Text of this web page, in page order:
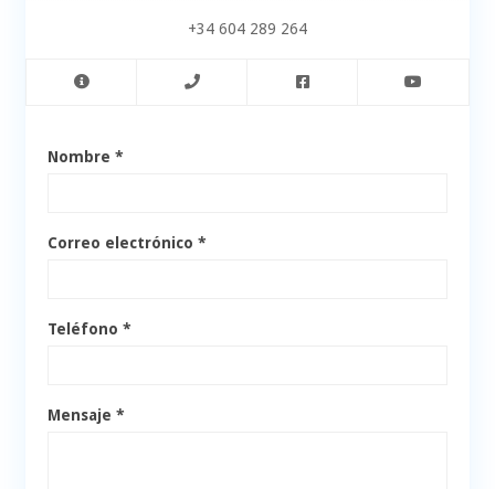
+34 604 289 264
Nombre *
Correo electrónico *
Teléfono *
Mensaje *